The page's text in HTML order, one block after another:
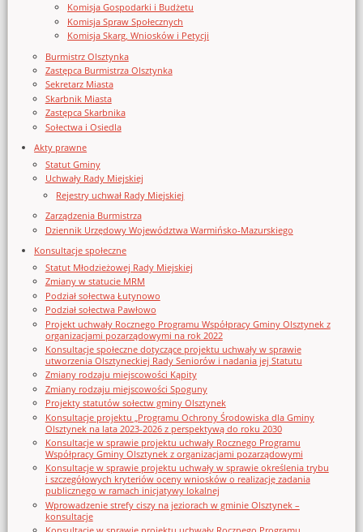
Komisja Gospodarki i Budżetu
Komisja Spraw Społecznych
Komisja Skarg, Wniosków i Petycji
Burmistrz Olsztynka
Zastępca Burmistrza Olsztynka
Sekretarz Miasta
Skarbnik Miasta
Zastępca Skarbnika
Sołectwa i Osiedla
Akty prawne
Statut Gminy
Uchwały Rady Miejskiej
Rejestry uchwał Rady Miejskiej
Zarządzenia Burmistrza
Dziennik Urzędowy Województwa Warmińsko-Mazurskiego
Konsultacje społeczne
Statut Młodzieżowej Rady Miejskiej
Zmiany w statucie MRM
Podział sołectwa Łutynowo
Podział sołectwa Pawłowo
Projekt uchwały Rocznego Programu Współpracy Gminy Olsztynek z
organizacjami pozarządowymi na rok 2022
Konsultacje społeczne dotyczące projektu uchwały w sprawie
utworzenia Olsztyneckiej Rady Seniorów i nadania jej Statutu
Zmiany rodzaju miejscowości Kąpity
Zmiany rodzaju miejscowości Spoguny
Projekty statutów sołectw gminy Olsztynek
Konsultacje projektu „Programu Ochrony Środowiska dla Gminy
Olsztynek na lata 2023-2026 z perspektywą do roku 2030
Konsultacje w sprawie projektu uchwały Rocznego Programu
Współpracy Gminy Olsztynek z organizacjami pozarządowymi
Konsultacje w sprawie projektu uchwały w sprawie określenia trybu
i szczegółowych kryteriów oceny wniosków o realizację zadania
publicznego w ramach inicjatywy lokalnej
Wprowadzenie strefy ciszy na jeziorach w gminie Olsztynek –
konsultacje